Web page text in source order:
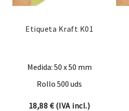
Etiqueta Kraft K01
Medida: 50 x 50 mm
Rollo 500 uds
18,88 €(IVA incl.)